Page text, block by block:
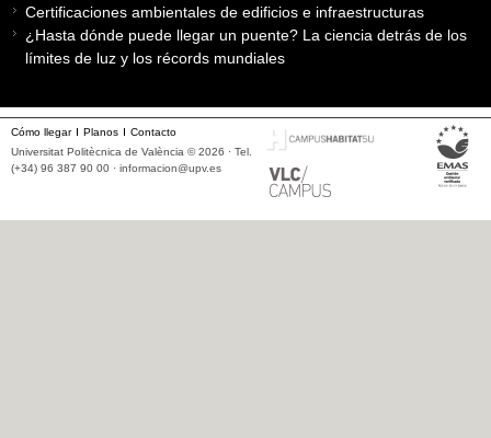
Certificaciones ambientales de edificios e infraestructuras
¿Hasta dónde puede llegar un puente? La ciencia detrás de los
límites de luz y los récords mundiales
Cómo llegar Planos
Contacto
Universitat Politècnica de València © 2026 · Tel.
(+34) 96 387 90 00 · informacion@upv.es